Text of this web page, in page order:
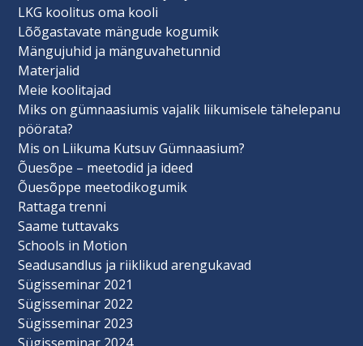
LKG koolitus oma kooli
Lõõgastavate mängude kogumik
Mängujuhid ja mänguvahetunnid
Materjalid
Meie koolitajad
Miks on gümnaasiumis vajalik liikumisele tähelepanu
pöörata?
Mis on Liikuma Kutsuv Gümnaasium?
Õuesõpe – meetodid ja ideed
Õuesõppe meetodikogumik
Rattaga trenni
Saame tuttavaks
Schools in Motion
Seadusandlus ja riiklikud arengukavad
Sügisseminar 2021
Sügisseminar 2022
Sügisseminar 2023